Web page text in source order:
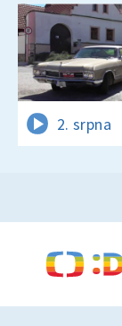
2. srpna